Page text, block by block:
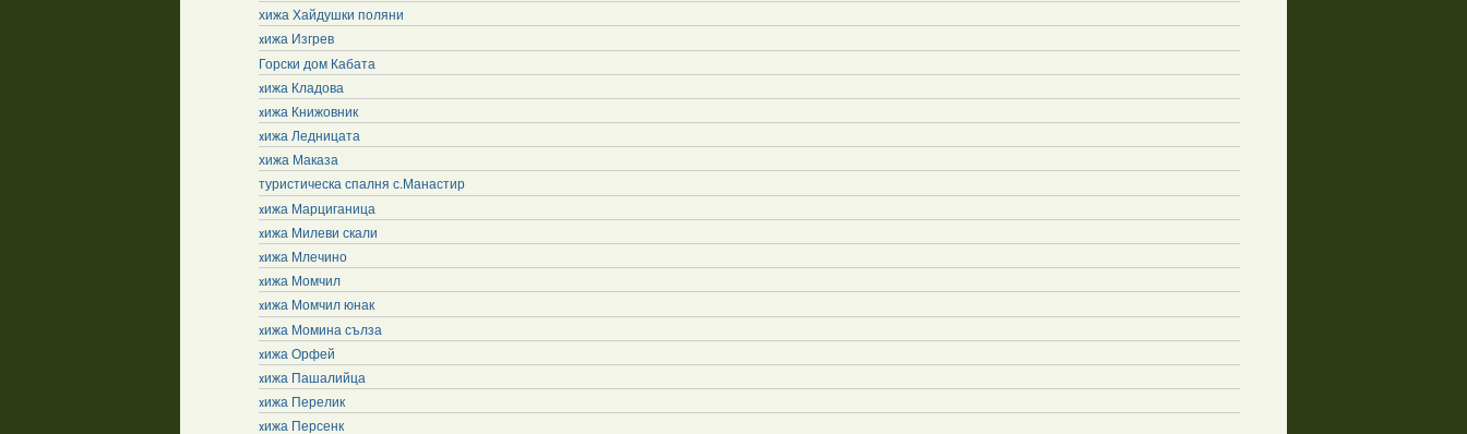
хижа Хайдушки поляни
xижа Изгрев
Горски дом Кабата
xижа Кладова
xижа Книжовник
xижа Ледницата
хижа Маказа
туристическа спалня с.Манастир
xижа Марциганица
xижа Милеви скали
xижа Млечино
xижа Момчил
xижа Момчил юнак
xижа Момина сълза
xижа Орфей
xижа Пашалийца
xижа Перелик
xижа Персенк